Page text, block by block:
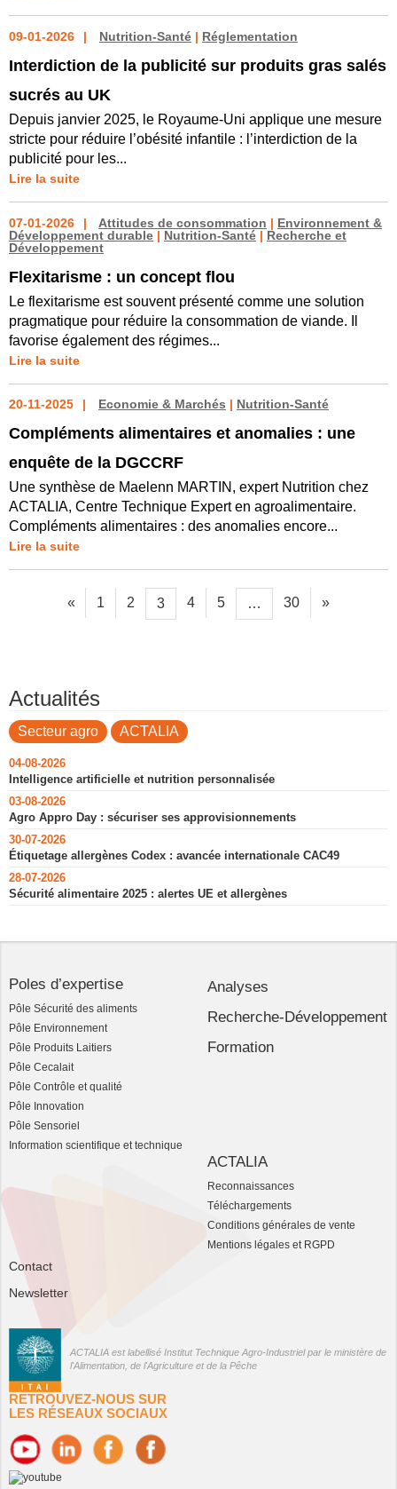
09-01-2026 Nutrition-Santé | Réglementation
Interdiction de la publicité sur produits gras salés
sucrés au UK
Depuis janvier 2025, le Royaume-Uni applique une mesure
stricte pour réduire l’obésité infantile : l’interdiction de la
publicité pour les...
Lire la suite
07-01-2026 Attitudes de consommation | Environnement &
Développement durable | Nutrition-Santé | Recherche et
Développement
Flexitarisme : un concept flou
Le flexitarisme est souvent présenté comme une solution
pragmatique pour réduire la consommation de viande. Il
favorise également des régimes...
Lire la suite
20-11-2025 Economie & Marchés | Nutrition-Santé
Compléments alimentaires et anomalies : une
enquête de la DGCCRF
Une synthèse de Maelenn MARTIN, expert Nutrition chez
ACTALIA, Centre Technique Expert en agroalimentaire.
Compléments alimentaires : des anomalies encore...
Lire la suite
« 1 2 3 4 5 … 30 »
Actualités
Secteur agro ACTALIA
04-08-2026
Intelligence artificielle et nutrition personnalisée
03-08-2026
Agro Appro Day : sécuriser ses approvisionnements
30-07-2026
Étiquetage allergènes Codex : avancée internationale CAC49
28-07-2026
Sécurité alimentaire 2025 : alertes UE et allergènes
Poles d’expertise
Pôle Sécurité des aliments
Pôle Environnement
Pôle Produits Laitiers
Pôle Cecalait
Pôle Contrôle et qualité
Pôle Innovation
Pôle Sensoriel
Information scientifique et technique
Analyses
Recherche-Développement
Formation
ACTALIA
Reconnaissances
Téléchargements
Conditions générales de vente
Mentions légales et RGPD
Contact
Newsletter
ACTALIA est labellisé Institut Technique Agro-Industriel par le ministère de
l'Alimentation, de l'Agriculture et de la Pêche
RETROUVEZ-NOUS SUR
LES RÉSEAUX SOCIAUX